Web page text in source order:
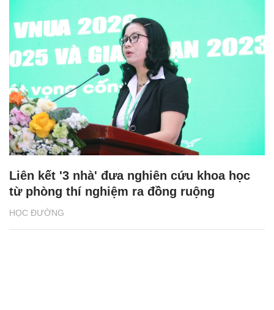
HỌC ĐƯỜNG
Liên kết '3 nhà' đưa nghiên cứu khoa học
từ phòng thí nghiệm ra đồng ruộng